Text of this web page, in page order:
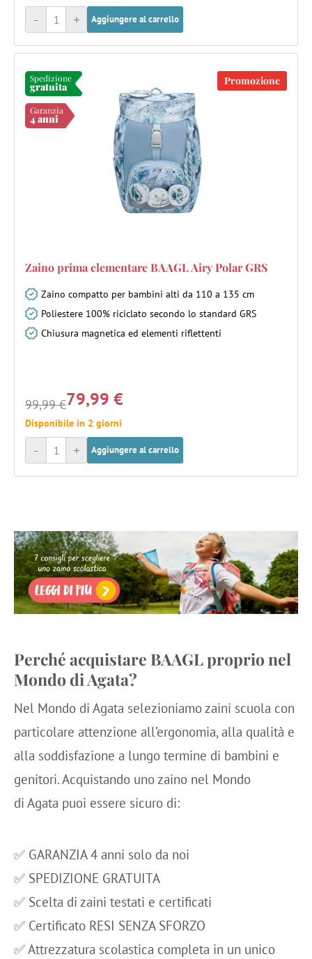
+
- Aggiungere al carrello
Spedizione
gratuita
Garanzia
4 anni
Promozione
Zaino prima elementare BAAGL Airy Polar GRS
Zaino compatto per bambini alti da 110 a 135 cm
Poliestere 100% riciclato secondo lo standard GRS
Chiusura magnetica ed elementi riflettenti
99,99 €79,99 €
Disponibile in 2 giorni
+
- Aggiungere al carrello
Perché acquistare BAAGL proprio nel
Mondo di Agata?
Nel Mondo di Agata selezioniamo zaini scuola con
particolare attenzione all’ergonomia, alla qualità e
alla soddisfazione a lungo termine di bambini e
genitori. Acquistando uno zaino nel Mondo
di Agata puoi essere sicuro di:
✅ GARANZIA 4 anni solo da noi
✅ SPEDIZIONE GRATUITA
✅ Scelta di zaini testati e certificati
✅ Certificato RESI SENZA SFORZO
✅ Attrezzatura scolastica completa in un unico